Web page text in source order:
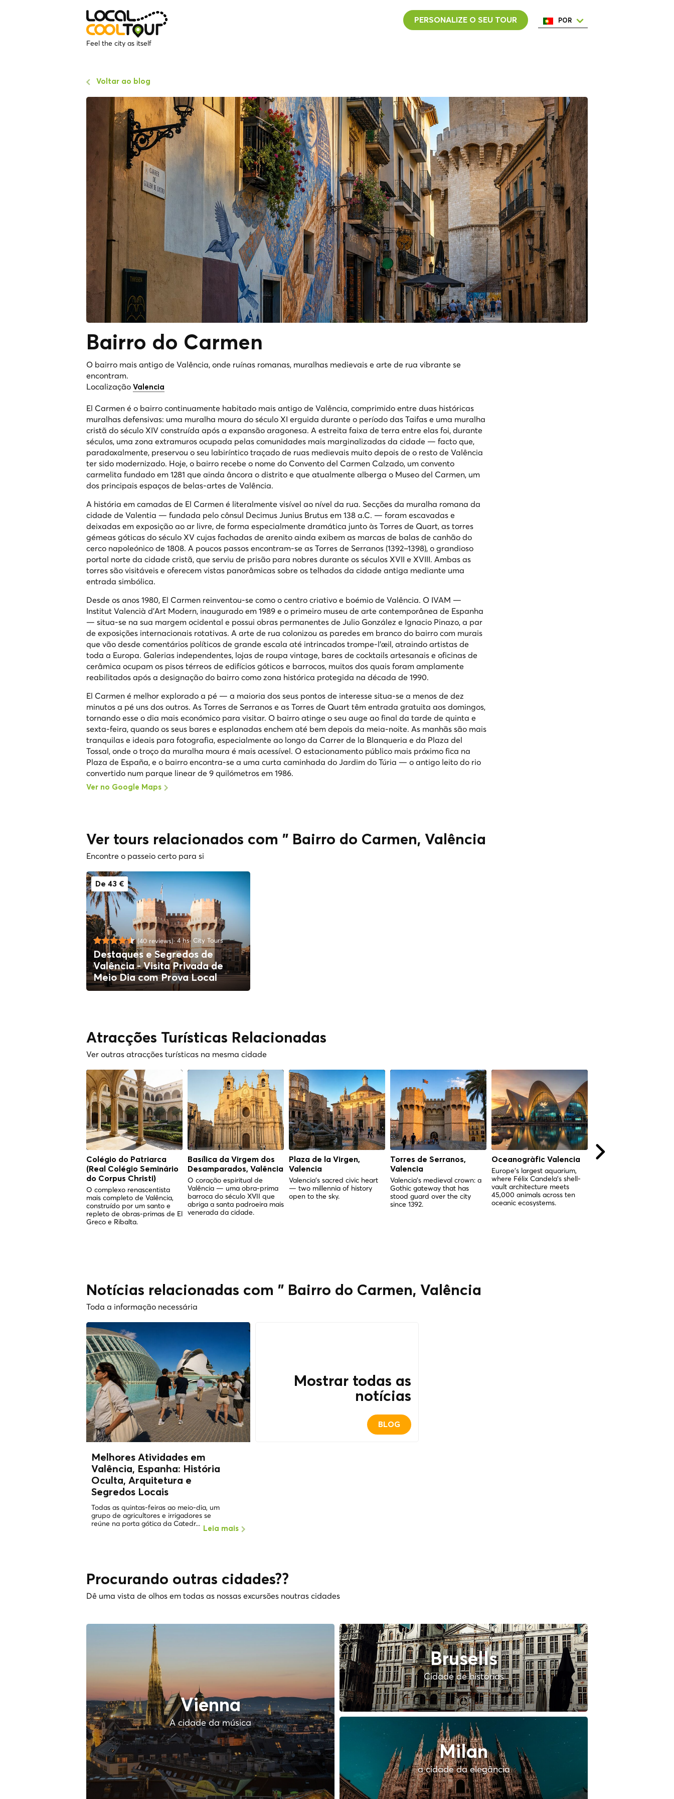
Feel the city as itself
PERSONALIZE O SEU TOUR POR
Voltar ao blog
Bairro do Carmen
O bairro mais antigo de Valência, onde ruínas romanas, muralhas medievais e arte de rua vibrante se
encontram.
Localização Valencia
El Carmen é o bairro continuamente habitado mais antigo de Valência, comprimido entre duas históricas
muralhas defensivas: uma muralha moura do século XI erguida durante o período das Taifas e uma muralha
cristã do século XIV construída após a expansão aragonesa. A estreita faixa de terra entre elas foi, durante
séculos, uma zona extramuros ocupada pelas comunidades mais marginalizadas da cidade — facto que,
paradoxalmente, preservou o seu labiríntico traçado de ruas medievais muito depois de o resto de Valência
ter sido modernizado. Hoje, o bairro recebe o nome do Convento del Carmen Calzado, um convento
carmelita fundado em 1281 que ainda âncora o distrito e que atualmente alberga o Museo del Carmen, um
dos principais espaços de belas-artes de Valência.
A história em camadas de El Carmen é literalmente visível ao nível da rua. Secções da muralha romana da
cidade de Valentia — fundada pelo cônsul Decimus Junius Brutus em 138 a.C. — foram escavadas e
deixadas em exposição ao ar livre, de forma especialmente dramática junto às Torres de Quart, as torres
gémeas góticas do século XV cujas fachadas de arenito ainda exibem as marcas de balas de canhão do
cerco napoleónico de 1808. A poucos passos encontram-se as Torres de Serranos (1392–1398), o grandioso
portal norte da cidade cristã, que serviu de prisão para nobres durante os séculos XVII e XVIII. Ambas as
torres são visitáveis e oferecem vistas panorâmicas sobre os telhados da cidade antiga mediante uma
entrada simbólica.
Desde os anos 1980, El Carmen reinventou-se como o centro criativo e boémio de Valência. O IVAM —
Institut Valencià d'Art Modern, inaugurado em 1989 e o primeiro museu de arte contemporânea de Espanha
— situa-se na sua margem ocidental e possui obras permanentes de Julio González e Ignacio Pinazo, a par
de exposições internacionais rotativas. A arte de rua colonizou as paredes em branco do bairro com murais
que vão desde comentários políticos de grande escala até intrincados trompe-l'œil, atraindo artistas de
toda a Europa. Galerias independentes, lojas de roupa vintage, bares de cocktails artesanais e oficinas de
cerâmica ocupam os pisos térreos de edifícios góticos e barrocos, muitos dos quais foram amplamente
reabilitados após a designação do bairro como zona histórica protegida na década de 1990.
El Carmen é melhor explorado a pé — a maioria dos seus pontos de interesse situa-se a menos de dez
minutos a pé uns dos outros. As Torres de Serranos e as Torres de Quart têm entrada gratuita aos domingos,
tornando esse o dia mais económico para visitar. O bairro atinge o seu auge ao final da tarde de quinta e
sexta-feira, quando os seus bares e esplanadas enchem até bem depois da meia-noite. As manhãs são mais
tranquilas e ideais para fotografia, especialmente ao longo da Carrer de la Blanqueria e da Plaza del
Tossal, onde o troço da muralha moura é mais acessível. O estacionamento público mais próximo fica na
Plaza de España, e o bairro encontra-se a uma curta caminhada do Jardim do Túria — o antigo leito do rio
convertido num parque linear de 9 quilómetros em 1986.
Ver no Google Maps
Ver tours relacionados com " Bairro do Carmen, Valência
Encontre o passeio certo para si
De 43 €
(40 reviews)4 hs City Tours
Destaques e Segredos de
Valência - Visita Privada de
Meio Dia com Prova Local
Atracções Turísticas Relacionadas
Ver outras atracções turísticas na mesma cidade
Colégio do Patriarca
(Real Colégio Seminário
do Corpus Christi)
O complexo renascentista
mais completo de Valência,
construído por um santo e
repleto de obras-primas de El
Greco e Ribalta.
Basílica da Virgem dos
Desamparados, Valência
O coração espiritual de
Valência — uma obra-prima
barroca do século XVII que
abriga a santa padroeira mais
venerada da cidade.
Plaza de la Virgen,
Valencia
Valencia's sacred civic heart
— two millennia of history
open to the sky.
Torres de Serranos,
Valencia
Valencia's medieval crown: a
Gothic gateway that has
stood guard over the city
since 1392.
Oceanogràfic Valencia
Europe's largest aquarium,
where Félix Candela's shell-
vault architecture meets
45,000 animals across ten
oceanic ecosystems.
Colégio do Patriarca
Notícias relacionadas com " Bairro do Carmen, Valência
Toda a informação necessária
Melhores Atividades em
Valência, Espanha: História
Oculta, Arquitetura e
Segredos Locais
Todas as quintas-feiras ao meio-dia, um
grupo de agricultores e irrigadores se
reúne na porta gótica da Catedr...
Leia mais
Mostrar todas as
notícias
BLOG
Procurando outras cidades??
Dê uma vista de olhos em todas as nossas excursões noutras cidades
Vienna
A cidade da música
Brusells
Cidade de histórias
Milan
a cidade da elegância